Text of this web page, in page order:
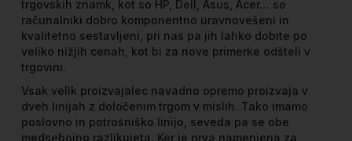
trgovskih znamk, kot so HP, Dell, Asus, Acer… so
računalniki dobro komponentno uravnovešeni in
kvalitetno sestavljeni, pri nas pa jih lahko dobite po
veliko nižjih cenah, kot bi za nove primerke odšteli v
trgovini.
Vsak velik proizvajalec navadno opremo proizvaja v
dveh linijah z določenim trgom v mislih. Tako imamo
poslovno in potrošniško linijo, seveda pa se obe
medsebojno razlikujeta. Ker je prva namenjena za